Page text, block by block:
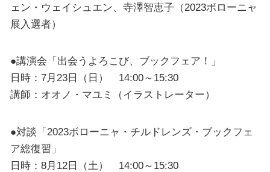
ェン・ウェイシュエン、寺澤智恵子（2023ボローニャ
展入選者）
●講演会「出会うよろこび、ブックフェア！」
日時：7月23日（日） 14:00～15:30
講師：オオノ・マユミ（イラストレーター）
●対談「2023ボローニャ・チルドレンズ・ブックフェ
ア総復習」
日時：8月12日（土） 14:00～15:30